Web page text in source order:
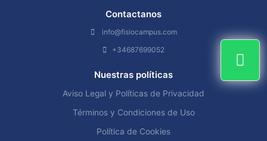
Contactanos
info@fisiocampus.com
+34687699052
Nuestras políticas
Aviso Legal y Políticas de Privacidad
Términos y Condiciones de Uso
Política de Cookies